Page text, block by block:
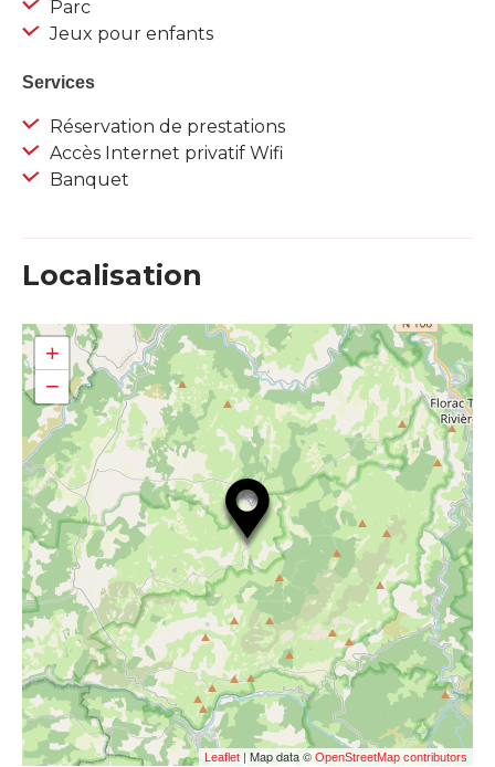
Parc
Jeux pour enfants
Services
Réservation de prestations
Accès Internet privatif Wifi
Banquet
Localisation
+
−
Leaflet | Map data © OpenStreetMap contributors